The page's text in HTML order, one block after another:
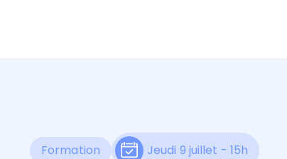
Formation Jeudi 9 juillet - 15h